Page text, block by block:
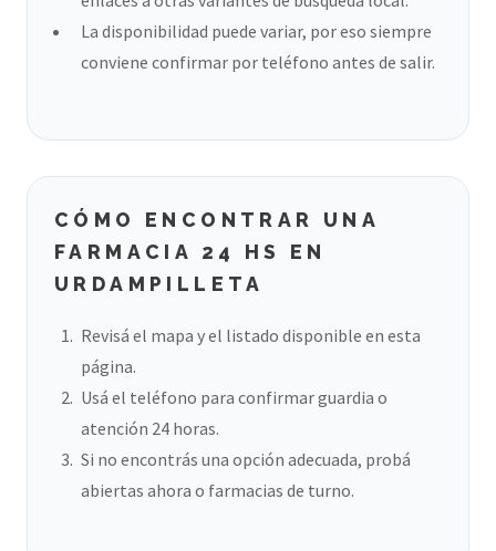
La disponibilidad puede variar, por eso siempre
conviene confirmar por teléfono antes de salir.
CÓMO ENCONTRAR UNA
FARMACIA 24 HS EN
URDAMPILLETA
Revisá el mapa y el listado disponible en esta
página.
Usá el teléfono para confirmar guardia o
atención 24 horas.
Si no encontrás una opción adecuada, probá
abiertas ahora o farmacias de turno.